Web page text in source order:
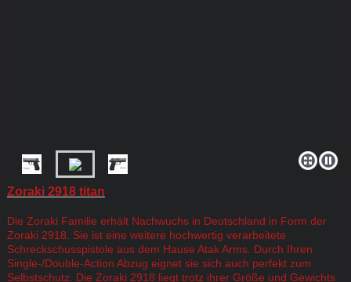
Zoraki 2918 titan
Die Zoraki Familie erhält Nachwuchs in Deutschland in Form der
Zoraki 2918. Sie ist eine weitere hochwertig verarbeitete
Schreckschusspistole aus dem Hause Atak Arms. Durch Ihren
Single-/Double-Action Abzug eignet sie sich auch perfekt zum
Selbstschutz. Die Zoraki 2918 liegt trotz ihrer Größe und Gewichts